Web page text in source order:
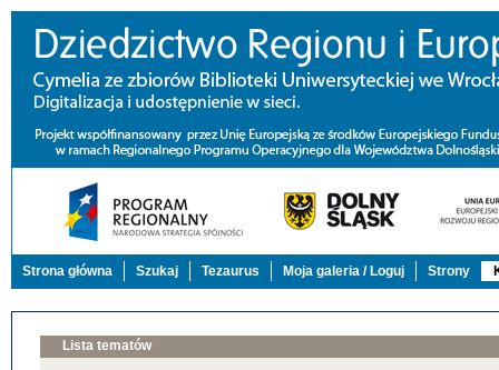
Strona główna Szukaj Tezaurus Moja galeria / Loguj Strony
Lista tematów